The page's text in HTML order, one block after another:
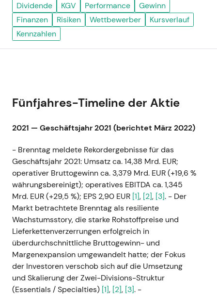
Dividende KGV Performance
Gewinn
Finanzen
Risiken Wettbewerber
Kursverlauf
Kennzahlen
Fünfjahres-Timeline der Aktie
2021 — Geschäftsjahr 2021 (berichtet März 2022)
- Brenntag meldete Rekordergebnisse für das
Geschäftsjahr 2021: Umsatz ca. 14,38 Mrd. EUR;
operativer Bruttogewinn ca. 3,379 Mrd. EUR (+19,6 %
währungsbereinigt); operatives EBITDA ca. 1,345
Mrd. EUR (+29,5 %); EPS 2,90 EUR [1], [2], [3]. - Der
Markt betrachtete Brenntag als resiliente
Wachstumsstory, die starke Rohstoffpreise und
Lieferkettenverzerrungen erfolgreich in
überdurchschnittliche Bruttogewinn- und
Margenexpansion umgewandelt hatte; der Fokus
der Investoren verschob sich auf die Umsetzung
und Skalierung der Zwei-Divisions-Struktur
(Essentials / Specialties) [1], [2], [3]. -